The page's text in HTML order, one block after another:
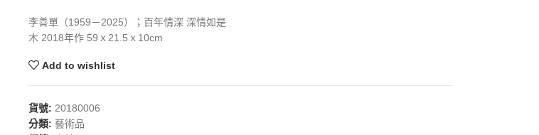
李善單（1959－2025）；百年情深 深情如是
木 2018年作 59ｘ21.5ｘ10cm
Add to wishlist
貨號: 20180006
分類: 藝術品